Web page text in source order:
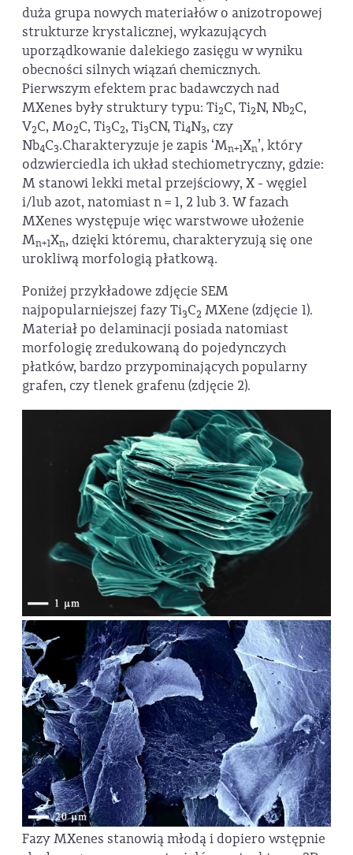
duża grupa nowych materiałów o anizotropowej
strukturze krystalicznej, wykazujących
uporządkowanie dalekiego zasięgu w wyniku
obecności silnych wiązań chemicznych.
Pierwszym efektem prac badawczych nad
MXenes były struktury typu: Ti2C, Ti2N, Nb2C,
V2C, Mo2C, Ti3C2, Ti3CN, Ti4N3, czy
Nb4C3.Charakteryzuje je zapis ‘Mn+1Xn’, który
odzwierciedla ich układ stechiometryczny, gdzie:
M stanowi lekki metal przejściowy, X - węgiel
i/lub azot, natomiast n = 1, 2 lub 3. W fazach
MXenes występuje więc warstwowe ułożenie
Mn+1Xn, dzięki któremu, charakteryzują się one
urokliwą morfologią płatkową.
Poniżej przykładowe zdjęcie SEM
najpopularniejszej fazy Ti3C2 MXene (zdjęcie 1).
Materiał po delaminacji posiada natomiast
morfologię zredukowaną do pojedynczych
płatków, bardzo przypominających popularny
grafen, czy tlenek grafenu (zdjęcie 2).
Fazy MXenes stanowią młodą i dopiero wstępnie